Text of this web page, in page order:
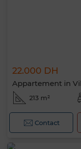
22.000 DH
Appartement in
213 m²
Contact